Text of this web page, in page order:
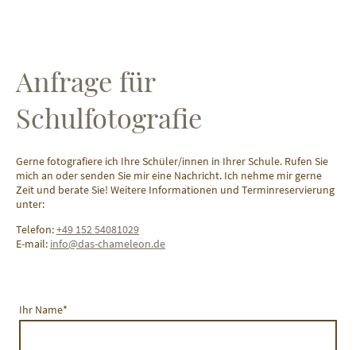
Anfrage für
Schulfotografie
Gerne fotografiere ich Ihre Schüler/innen in Ihrer Schule. Rufen Sie
mich an oder senden Sie mir eine Nachricht. Ich nehme mir gerne
Zeit und berate Sie! Weitere Informationen und Terminreservierung
unter:
Telefon:+49 152 54081029
E-mail: info@das-chameleon.de
Ihr Name*